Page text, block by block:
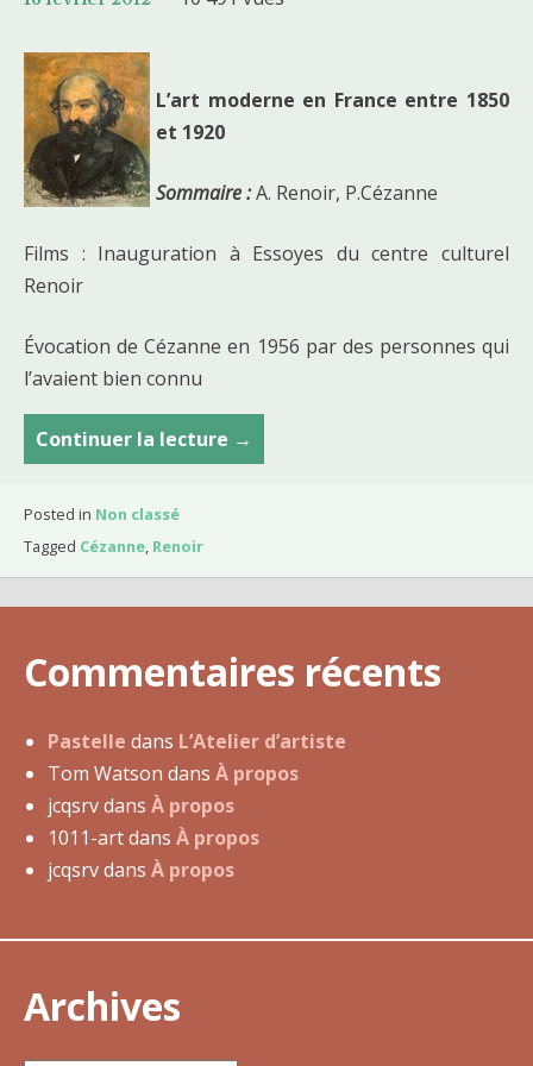
L’art moderne en France entre 1850
et 1920
Sommaire :A. Renoir, P.Cézanne
Films : Inauguration à Essoyes du centre culturel
Renoir
Évocation de Cézanne en 1956 par des personnes qui
l’avaient bien connu
Continuer la lecture C
o
2
f
v
→
Posted in Non classé
Tagged Cézanne, Renoir
Commentaires récents
Pastelle dans L’Atelier d’artiste
Tom Watson dans À propos
jcqsrvdans À propos
1011-artdans À propos
jcqsrvdans À propos
Archives